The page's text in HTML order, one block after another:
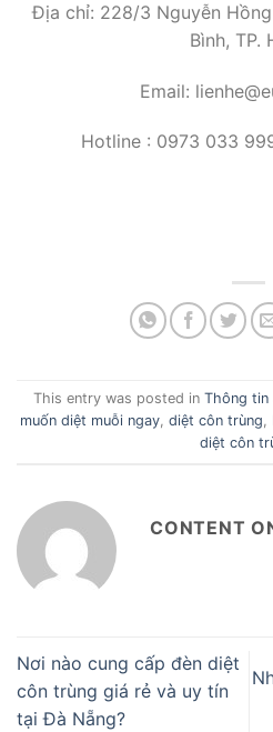
Địa chỉ: 228/3 Nguyễn Hồng
Bình, TP.
Email:
Hotline : 0973 033
This entry was posted in Thông tin
muốn diệt muỗi ngay, diệt côn trùng,
diệt côn
CONTENT
Nơi nào cung cấp đèn diệt
côn trùng giá rẻ và uy tín
tại Đà Nẵng?